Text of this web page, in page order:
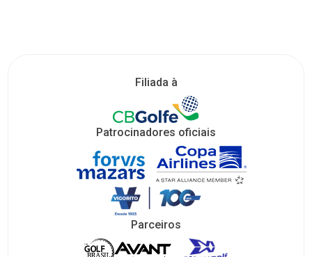
Filiada à
Patrocinadores oficiais
Parceiros